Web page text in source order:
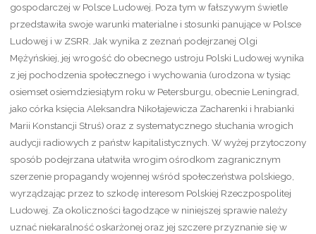
gospodarczej w Polsce Ludowej. Poza tym w fałszywym świetle
przedstawiła swoje warunki materialne i stosunki panujące w Polsce
Ludowej i w ZSRR. Jak wynika z zeznań podejrzanej Olgi
Mężyńskiej, jej wrogość do obecnego ustroju Polski Ludowej wynika
z jej pochodzenia społecznego i wychowania (urodzona w tysiąc
osiemset osiemdziesiątym roku w Petersburgu, obecnie Leningrad,
jako córka księcia Aleksandra Nikołajewicza Zacharenki i hrabianki
Marii Konstancji Struś) oraz z systematycznego słuchania wrogich
audycji radiowych z państw kapitalistycznych. W wyżej przytoczony
sposób podejrzana ułatwiła wrogim ośrodkom zagranicznym
szerzenie propagandy wojennej wśród społeczeństwa polskiego,
wyrządzając przez to szkodę interesom Polskiej Rzeczpospolitej
Ludowej. Za okoliczności łagodzące w niniejszej sprawie należy
uznać niekaralność oskarżonej oraz jej szczere przyznanie się w